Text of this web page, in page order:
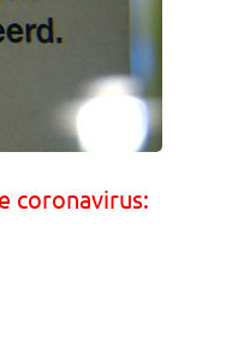
coronavirus: